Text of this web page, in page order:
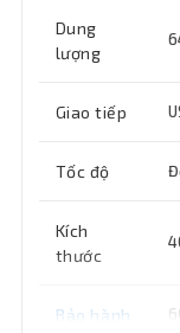
Dung
lượng
Giao tiếp
Tốc độ
Kích
thước
Bảo hành